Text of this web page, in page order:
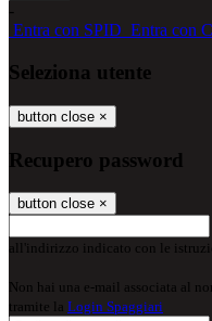
-
Entra con SPID Entra con
Seleziona utente
button close ×
Recupero password
button close ×
all'indirizzo indicato con le
Non hai una e-mail associata al
tramite la Login Spaggiari